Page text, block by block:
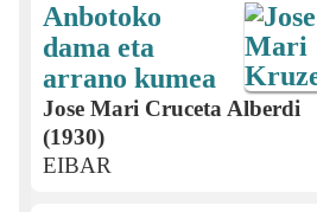
Anbotoko
dama eta
arrano kumea
Jose Mari Cruceta Alberdi
(1930)
EIBAR